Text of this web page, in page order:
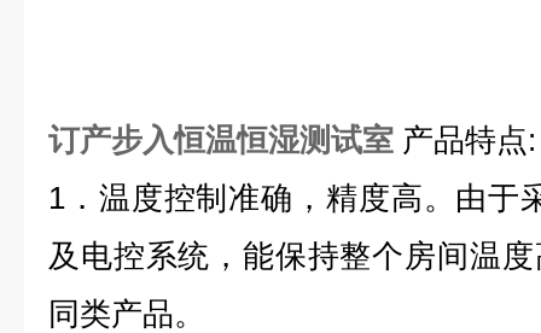
订产步入恒温恒湿测试室 产品特点:
1 ．温度控制准确，精度高。由于
及电控系统，能保持整个房间温
同类产品。